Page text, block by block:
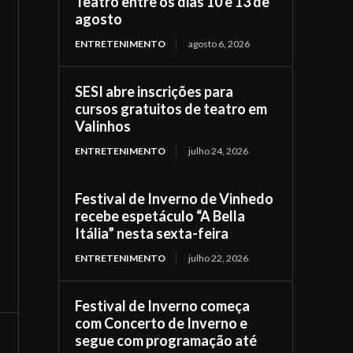
agosto
ENTRETENIMENTO agosto 6, 2026
SESI abre inscrições para
cursos gratuitos de teatro em
Valinhos
ENTRETENIMENTO julho 24, 2026
Festival de Inverno de Vinhedo
recebe espetáculo “A Bella
Itália” nesta sexta-feira
ENTRETENIMENTO julho 22, 2026
Festival de Inverno começa
com Concerto de Inverno e
segue com programação até